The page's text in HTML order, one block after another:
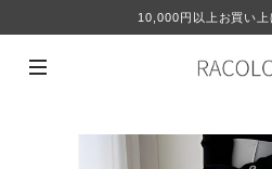
10,000円以上お買い